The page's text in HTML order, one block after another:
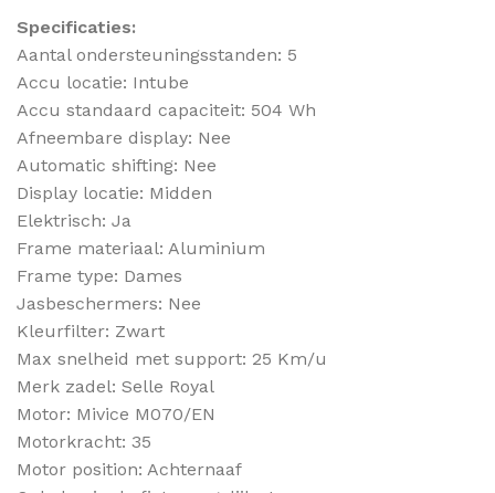
Specificaties:
Aantal ondersteuningsstanden: 5
Accu locatie: Intube
Accu standaard capaciteit: 504 Wh
Afneembare display: Nee
Automatic shifting: Nee
Display locatie: Midden
Elektrisch: Ja
Frame materiaal: Aluminium
Frame type: Dames
Jasbeschermers: Nee
Kleurfilter: Zwart
Max snelheid met support: 25 Km/u
Merk zadel: Selle Royal
Motor: Mivice M070/EN
Motorkracht: 35
Motor position: Achternaaf